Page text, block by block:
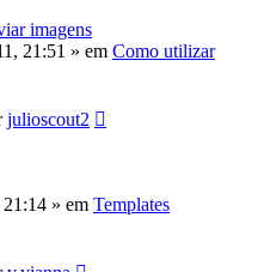
imagens
21:51 » em Como utilizar
julioscout2
» em Templates